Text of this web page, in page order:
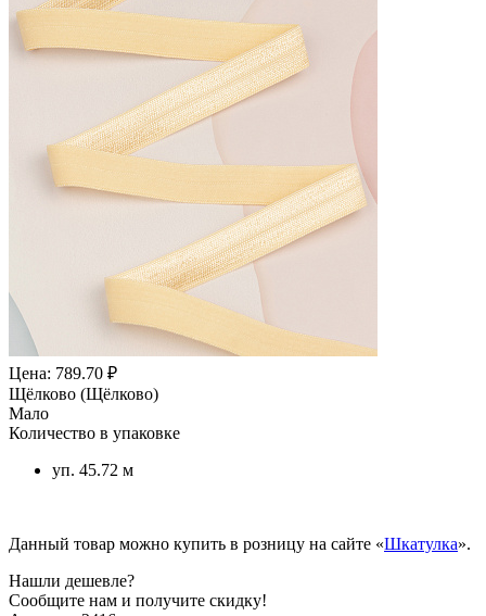
Цена: 789.70 ₽
Щёлково (Щёлково)
Мало
Количество в упаковке
уп. 45.72 м
Данный товар можно купить в розницу на сайте «Шкатулка».
Нашли дешевле?
Сообщите нам и получите скидку!